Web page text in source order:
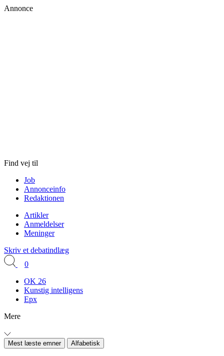
Annonce
Find vej til
Job
Annonceinfo
Redaktionen
Artikler
Anmeldelser
Meninger
Skriv et debatindlæg
0
OK 26
Kunstig intelligens
Epx
Mere
Mest læste emner Alfabetisk